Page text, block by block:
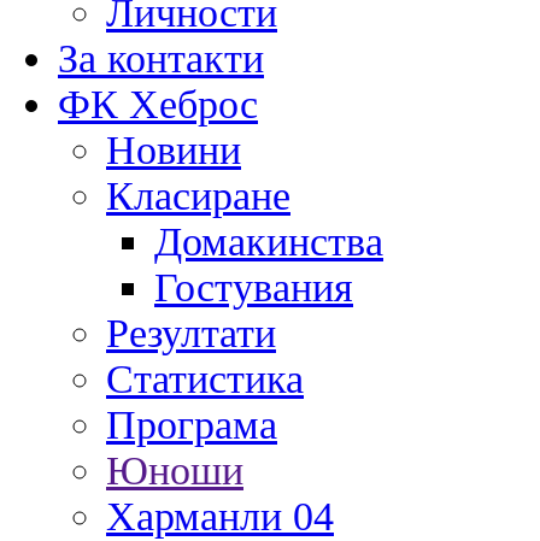
Личности
За контакти
ФК Хеброс
Новини
Класиране
Домакинства
Гостувания
Резултати
Статистика
Програма
Юноши
Харманли 04